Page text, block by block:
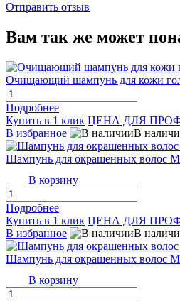
Отправить отзыв
Вам так же может
Очищающий шампунь для кожи
Подробнее
Купить в 1 клик ЦЕНА ДЛЯ
В избранное
В
Шампунь для окрашенных волос
В корзину
Подробнее
Купить в 1 клик ЦЕНА ДЛЯ
В избранное
В
Шампунь для окрашенных волос
В корзину